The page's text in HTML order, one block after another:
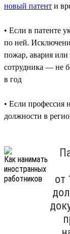
новый патент и
• Если в патенте
по ней.
пожар, авария
сотрудника — не
в год
• Если профессия
должности в
от